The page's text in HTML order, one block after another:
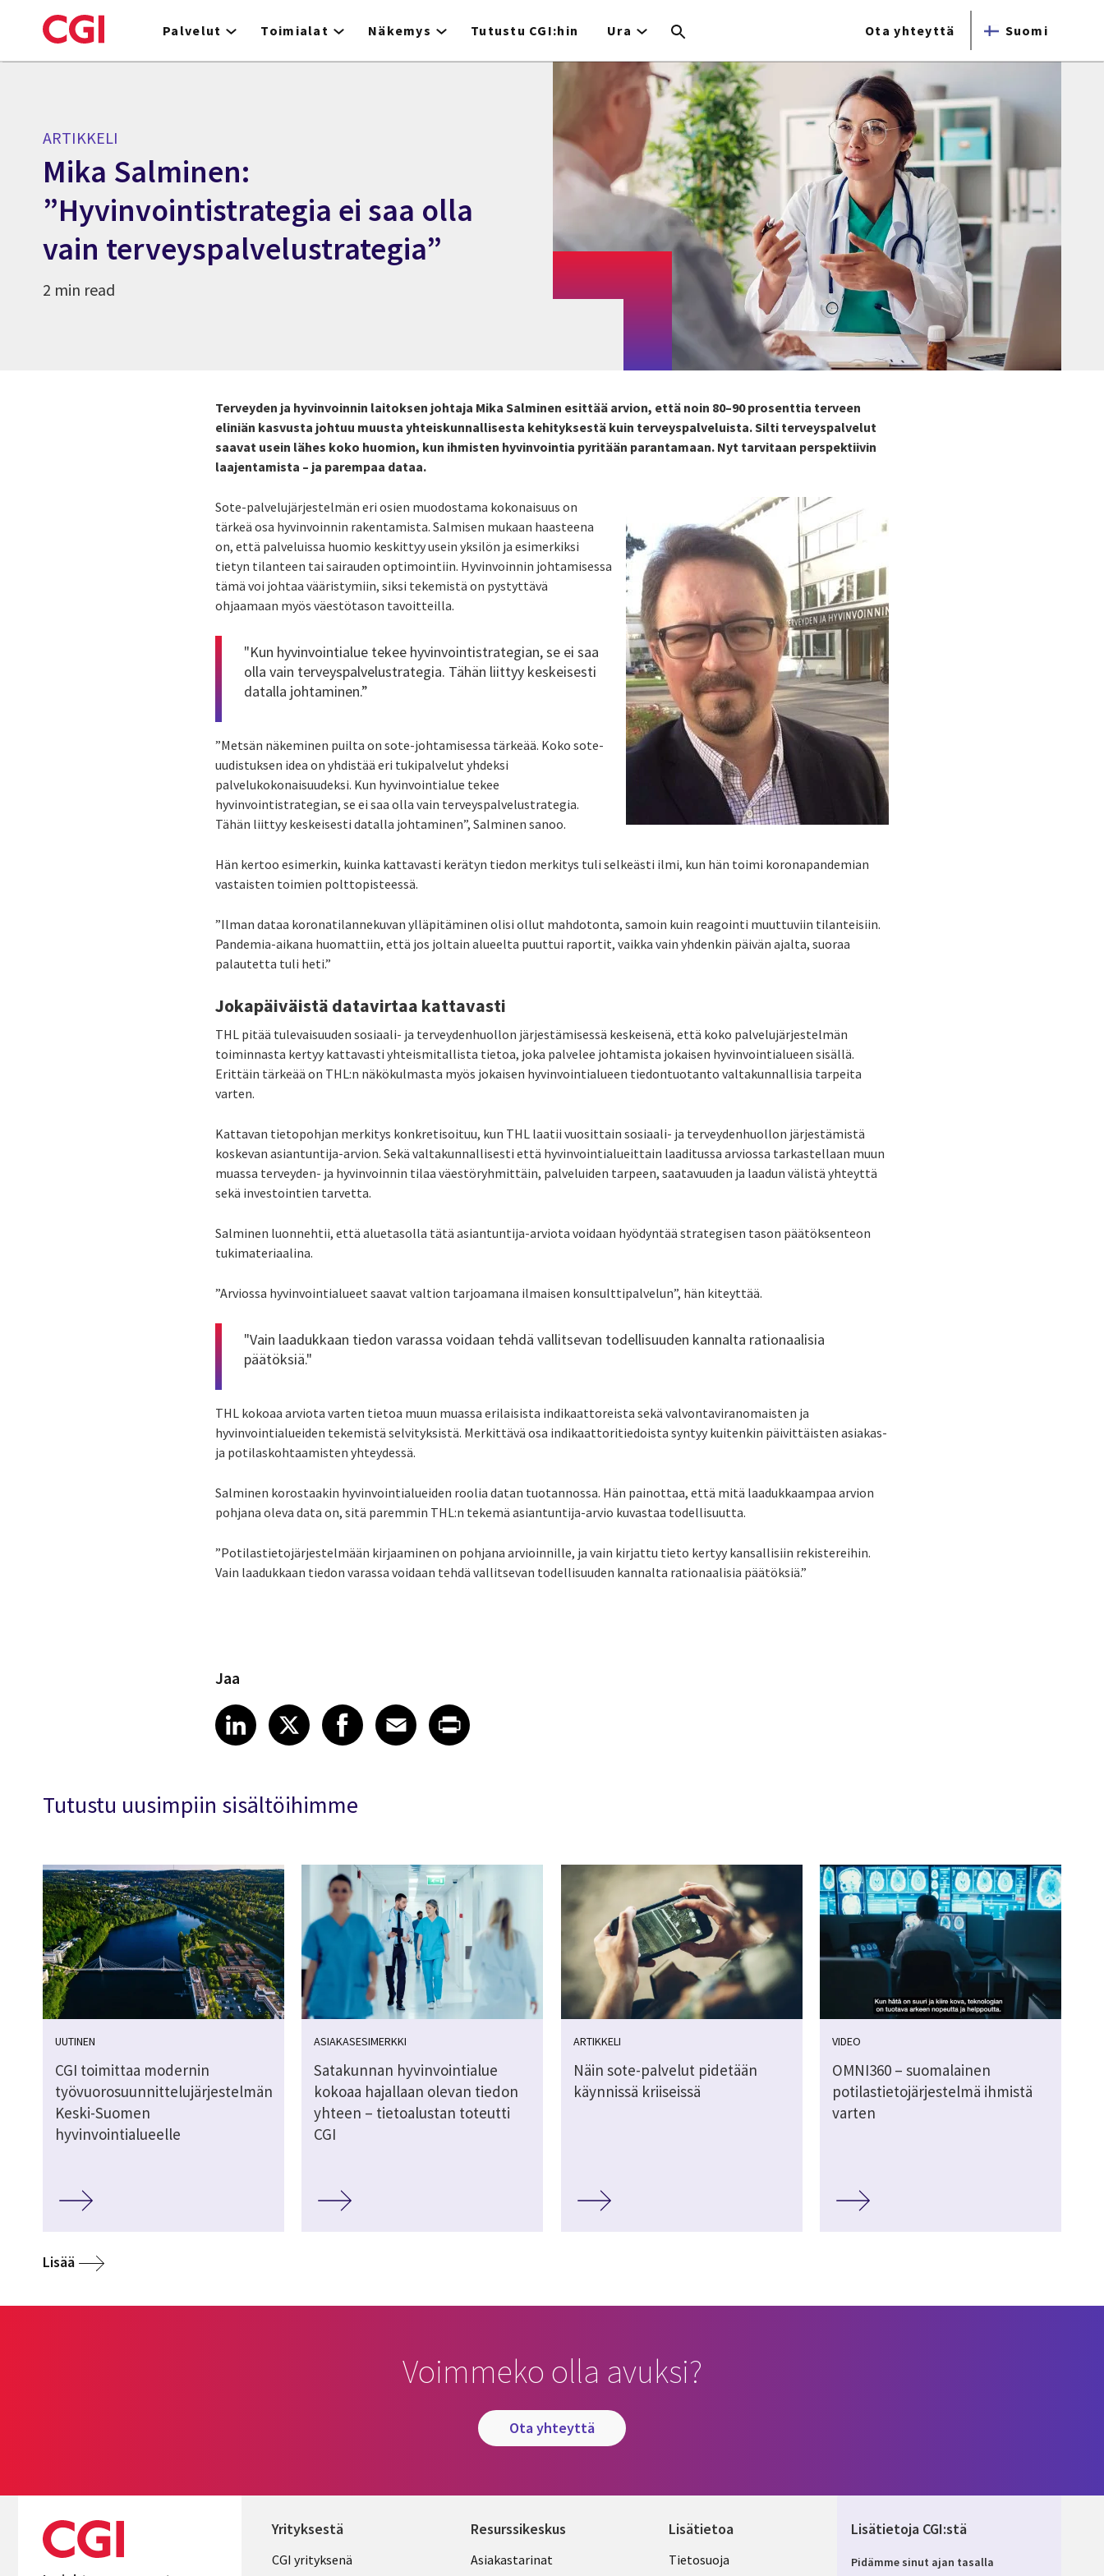
to
Palvelut Toimialat Näkemys Tutustu CGI:hin Ura Ota yhteyttä Suomi
ARTIKKELI
Mika Salminen:
”Hyvinvointistrategia ei saa olla
vain terveyspalvelustrategia”
2 min read
Terveyden ja hyvinvoinnin laitoksen johtaja Mika Salminen esittää arvion, että noin 80–90 prosenttia terveen
eliniän kasvusta johtuu muusta yhteiskunnallisesta kehityksestä kuin terveyspalveluista. Silti terveyspalvelut
saavat usein lähes koko huomion, kun ihmisten hyvinvointia pyritään parantamaan. Nyt tarvitaan perspektiivin
laajentamista – ja parempaa dataa.
Sote-palvelujärjestelmän eri osien muodostama kokonaisuus on
tärkeä osa hyvinvoinnin rakentamista. Salmisen mukaan haasteena
on, että palveluissa huomio keskittyy usein yksilön ja esimerkiksi
tietyn tilanteen tai sairauden optimointiin. Hyvinvoinnin johtamisessa
tämä voi johtaa vääristymiin, siksi tekemistä on pystyttävä
ohjaamaan myös väestötason tavoitteilla.
"Kun hyvinvointialue tekee hyvinvointistrategian, se ei saa
olla vain terveyspalvelustrategia. Tähän liittyy keskeisesti
datalla johtaminen.”
”Metsän näkeminen puilta on sote-johtamisessa tärkeää. Koko sote-
uudistuksen idea on yhdistää eri tukipalvelut yhdeksi
palvelukokonaisuudeksi. Kun hyvinvointialue tekee
hyvinvointistrategian, se ei saa olla vain terveyspalvelustrategia.
Tähän liittyy keskeisesti datalla johtaminen”, Salminen sanoo.
Hän kertoo esimerkin, kuinka kattavasti kerätyn tiedon merkitys tuli selkeästi ilmi, kun hän toimi koronapandemian
vastaisten toimien polttopisteessä.
”Ilman dataa koronatilannekuvan ylläpitäminen olisi ollut mahdotonta, samoin kuin reagointi muuttuviin tilanteisiin.
Pandemia-aikana huomattiin, että jos joltain alueelta puuttui raportit, vaikka vain yhdenkin päivän ajalta, suoraa
palautetta tuli heti.”
Jokapäiväistä datavirtaa kattavasti
THL pitää tulevaisuuden sosiaali- ja terveydenhuollon järjestämisessä keskeisenä, että koko palvelujärjestelmän
toiminnasta kertyy kattavasti yhteismitallista tietoa, joka palvelee johtamista jokaisen hyvinvointialueen sisällä.
Erittäin tärkeää on THL:n näkökulmasta myös jokaisen hyvinvointialueen tiedontuotanto valtakunnallisia tarpeita
varten.
Kattavan tietopohjan merkitys konkretisoituu, kun THL laatii vuosittain sosiaali- ja terveydenhuollon järjestämistä
koskevan asiantuntija-arvion. Sekä valtakunnallisesti että hyvinvointialueittain laaditussa arviossa tarkastellaan muun
muassa terveyden- ja hyvinvoinnin tilaa väestöryhmittäin, palveluiden tarpeen, saatavuuden ja laadun välistä yhteyttä
sekä investointien tarvetta.
Salminen luonnehtii, että aluetasolla tätä asiantuntija-arviota voidaan hyödyntää strategisen tason päätöksenteon
tukimateriaalina.
”Arviossa hyvinvointialueet saavat valtion tarjoamana ilmaisen konsulttipalvelun”, hän kiteyttää.
"Vain laadukkaan tiedon varassa voidaan tehdä vallitsevan todellisuuden kannalta rationaalisia
päätöksiä."
THL kokoaa arviota varten tietoa muun muassa erilaisista indikaattoreista sekä valvontaviranomaisten ja
hyvinvointialueiden tekemistä selvityksistä. Merkittävä osa indikaattoritiedoista syntyy kuitenkin päivittäisten asiakas-
ja potilaskohtaamisten yhteydessä.
Salminen korostaakin hyvinvointialueiden roolia datan tuotannossa. Hän painottaa, että mitä laadukkaampaa arvion
pohjana oleva data on, sitä paremmin THL:n tekemä asiantuntija-arvio kuvastaa todellisuutta.
”Potilastietojärjestelmään kirjaaminen on pohjana arvioinnille, ja vain kirjattu tieto kertyy kansallisiin rekistereihin.
Vain laadukkaan tiedon varassa voidaan tehdä vallitsevan todellisuuden kannalta rationaalisia päätöksiä.”
Jaa
Share article on LinkedIn
LinkedIn
Share article on X
XShare article on Facebook
Facebook
Share article on Email
Email
Share article on Print
Tutustu uusimpiin sisältöihimme
UUTINEN
CGI toimittaa modernin
työvuorosuunnittelujärjestelmän
Keski-Suomen
hyvinvointialueelle
ASIAKASESIMERKKI
Satakunnan hyvinvointialue
kokoaa hajallaan olevan tiedon
yhteen – tietoalustan toteutti
CGI
ARTIKKELI
Näin sote-palvelut pidetään
käynnissä kriiseissä
VIDEO
OMNI360 – suomalainen
potilastietojärjestelmä ihmistä
varten
Lisää
Voimmeko olla avuksi?
ota yhteyttä
Yrityksestä
Useful
CGI yrityksenä
Resurssikeskus
Library
Asiakastarinat
Lisätietoa
Legal
Tietosuoja
Lisätietoja CGI:stä
Pidämme sinut ajan tasalla